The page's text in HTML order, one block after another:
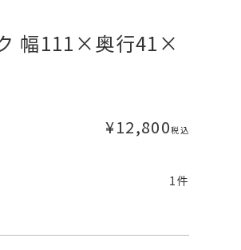
幅111×奥行41×
¥12,800税込
1